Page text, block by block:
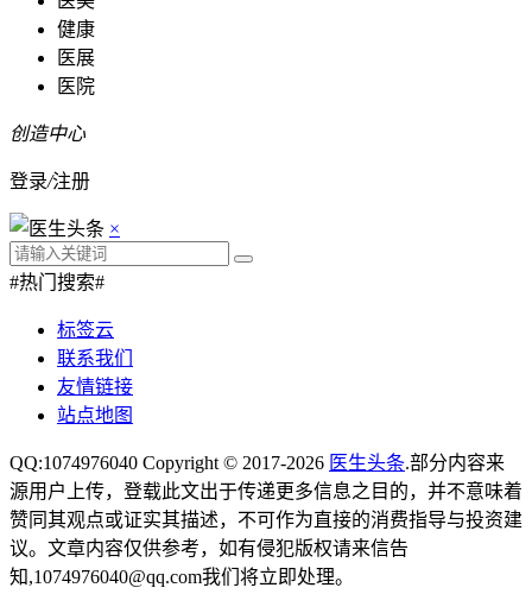
健康
医展
医院
创造中心
登录/注册
×
#热门搜索#
标签云
联系我们
友情链接
站点地图
QQ:1074976040 Copyright © 2017-2026 医生头条.部分内容来
源用户上传，登载此文出于传递更多信息之目的，并不意味着
赞同其观点或证实其描述，不可作为直接的消费指导与投资建
议。文章内容仅供参考，如有侵犯版权请来信告
知,1074976040@qq.com我们将立即处理。